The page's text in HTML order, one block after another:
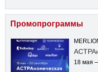
Промопрограммы
18 мая